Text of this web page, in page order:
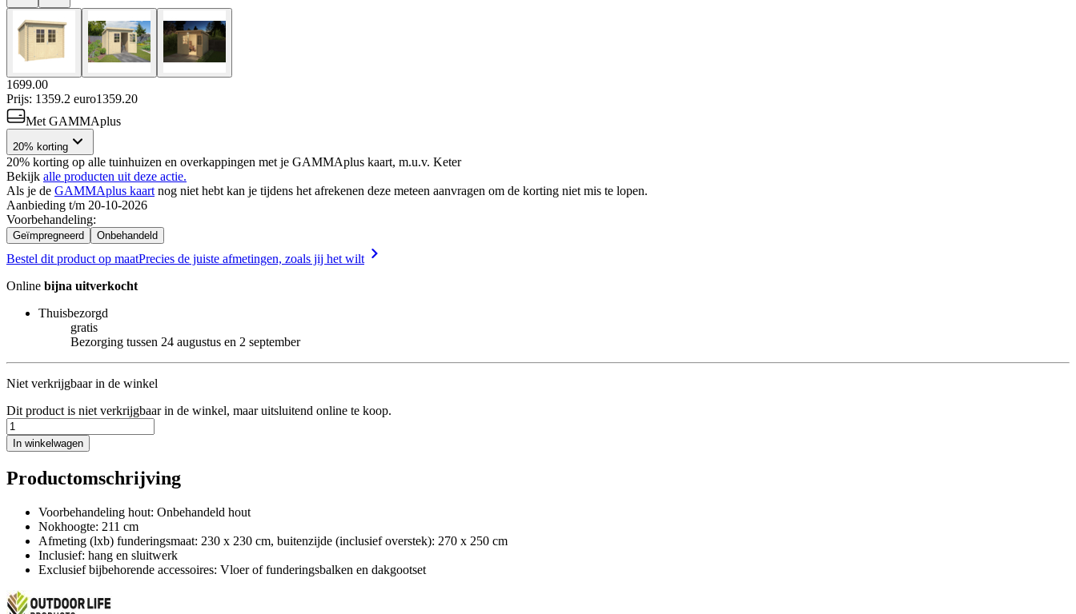
1699.00
Prijs: 1359.2 euro1359.20
Met GAMMAplus
20% korting
20% korting op alle tuinhuizen en overkappingen met je GAMMAplus kaart, m.u.v. Keter
Bekijk alle producten uit deze actie.
Als je de GAMMAplus kaart nog niet hebt kan je tijdens het afrekenen deze meteen aanvragen om de korting niet mis te lopen.
Aanbieding t/m 20-10-2026
Voorbehandeling:
Geïmpregneerd Onbehandeld
Bestel dit product op maatPrecies de juiste afmetingen, zoals jij het wilt
Online bijna uitverkocht
Thuisbezorgd
gratis
Bezorging tussen 24 augustus en 2 september
Niet verkrijgbaar in de winkel
Dit product is niet verkrijgbaar in de winkel, maar uitsluitend online te koop.
In winkelwagen
Productomschrijving
Voorbehandeling hout: Onbehandeld hout
Nokhoogte: 211 cm
Afmeting (lxb) funderingsmaat: 230 x 230 cm, buitenzijde (inclusief overstek): 270 x 250 cm
Inclusief: hang en sluitwerk
Exclusief bijbehorende accessoires: Vloer of funderingsbalken en dakgootset